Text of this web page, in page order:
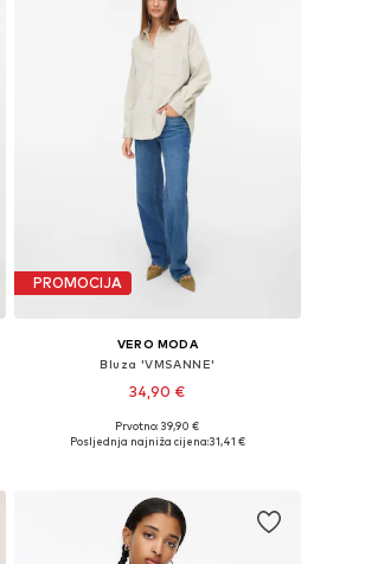
PROMOCIJA
VERO MODA
Bluza 'VMSANNE'
34,90 €
Dostupne veličine: XS, S, M, L, XL
Prvotno: 39,90 €
Posljednja najniža cijena:31,41 €